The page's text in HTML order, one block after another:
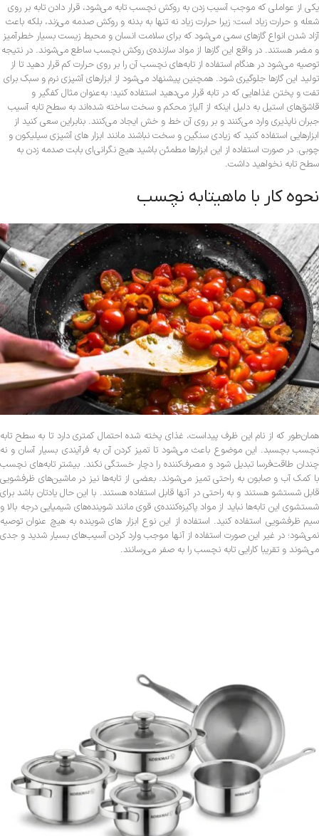
یکی از عواملی که موجب آسیب زدن به روکش نچسب تابه می‌شود، قرار دادن تابه بر روی
شعله و حرارت زیاد است؛ زیرا حرارت زیاد نه تنها به بدنه و روکش صدمه می‌زند، بلکه باعث
آزاد شدن انواع گازهای سمی می‌شود که برای سلامت انسان و محیط زیست بسیار خطرآمیز
و مضر هستند. در واقع این گازها از مواد سازنده‌ی روکش نچسب ساطع می‌شوند. در نتیجه
توصیه می‌شود در هنگام استفاده از تابه‌های نچسب آن را بر روی حرارت کم قرار دهید تا از
تولید این گازها جلوگیری شود. همچنین پیشنهاد می‌شود از ابزارهای آشپزی نرم و سبک برای
تفت و پختن غذاهایی که در تابه قرار می‌دهید استفاده کنید؛ به‌عنوان مثال کفگیر و
قاشق‌های استیل به دلیل اینکه از آلیاژ محکم و سخت ساخته شده‌اند به سطح تابه آسیب
جبران ناپذیری وارد می‌کنند و بر روی آن خط و خش ایجاد می‌کنند. بنابراین سعی کنید از
ابزارهایی استفاده کنید که زیادی سنگین و سخت نباشند مانند ابزار های آشپزی سیلیکون و
چوبی. در صورت استفاده از این ابزارها مطمئن باشید هیچ نگرانی‌ای بابت صدمه زدن به
سطح تابه نخواهید داشت.
نحوه کار با ماهیتابه نچسب
همان‌طور که از نام این ظرف پیداست، غذای پخته شده احتمال کمتری دارد تا به سطح تابه
نچسب بچسبد. این موضوع باعث می‌شود تا تمیز کردن آن به فرآیندی بسیار آسان و نه
چندان طاقت‌فرسا تبدیل شود و مصرف‌کننده را دچار خستگی نکند. بیشتر تابه‌های نچسب
با کمک آب و صابون به راحتی تمیز می‌شوند. بعضی از تابه‌ها نیز در ماشین‌های ظرفشویی
قابل شستشو هستند و به راحتی در آنها قابل استفاده هستند. با این حال یادتان باشد برای
شستشوی این تابه‌ها نباید از مواد پاکیزه‌کننده‌ی قوی مانند شوینده‌های شیمیایی درجه بالا و
سیم ظرفشویی استفاده کنید. استفاده از این نوع ابزار های شوینده به هیچ عنوان توصیه
نمی‌شود؛ در غیر این صورت استفاده از آنها موجب وارد کردن آسیب‌های بسیار شدید و جدی
می‌شوند و تقریبا کارایی تابه نچسب را به صفر می‌رسانند.